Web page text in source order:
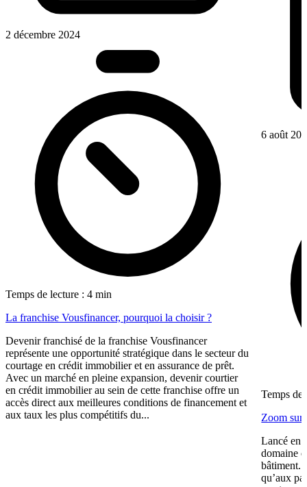
2 décembre 2024
Temps de lecture : 4 min
La franchise Vousfinancer, pourquoi la choisir ?
Devenir franchisé de la franchise Vousfinancer
représente une opportunité stratégique dans le secteur du
courtage en crédit immobilier et en assurance de prêt.
Avec un marché en pleine expansion, devenir courtier
en crédit immobilier au sein de cette franchise offre un
accès direct aux meilleures conditions de financement et
aux taux les plus compétitifs du...
6 août
Temps de
Zoom sur
Lancé en
domaine
bâtiment.
qu’aux